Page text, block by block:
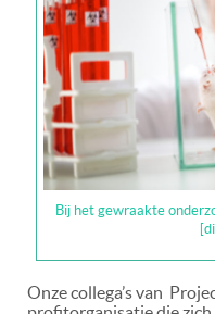
Bij het gewraakte
Onze collega’s van